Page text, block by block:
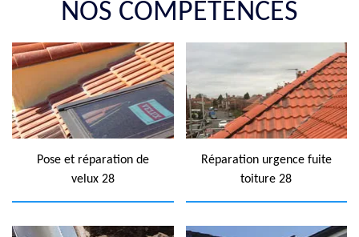
NOS COMPÉTENCES
Pose et réparation de
velux 28
Réparation urgence fuite
toiture 28